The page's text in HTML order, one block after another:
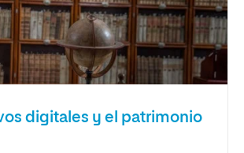
digitales y el patrimonio